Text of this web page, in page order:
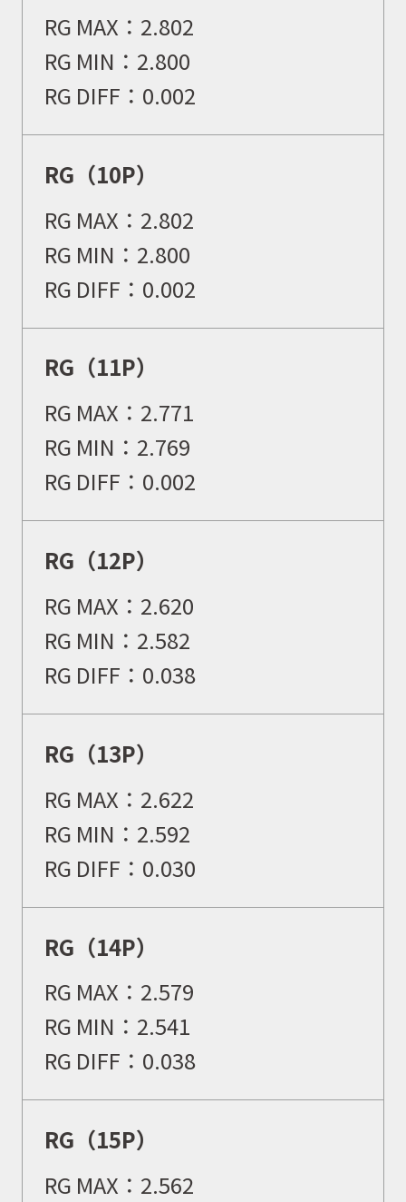
イベント
お問合せ
会社概要
RG MAX：2.802
RG MIN：2.800
RG DIFF：0.002
RG（10P）
RG MAX：2.802
RG MIN：2.800
RG DIFF：0.002
RG（11P）
RG MAX：2.771
RG MIN：2.769
RG DIFF：0.002
RG（12P）
RG MAX：2.620
RG MIN：2.582
RG DIFF：0.038
RG（13P）
RG MAX：2.622
RG MIN：2.592
RG DIFF：0.030
RG（14P）
RG MAX：2.579
RG MIN：2.541
RG DIFF：0.038
RG（15P）
RG MAX：2.562